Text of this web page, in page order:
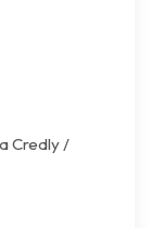
Credly /